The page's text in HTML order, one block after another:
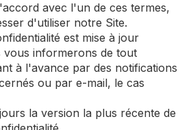
avec l'un de ces termes,
d'utiliser notre Site.
est mise à jour
vous informerons de tout
à l'avance par des notifications
ou par e-mail, le cas
la version la plus récente de